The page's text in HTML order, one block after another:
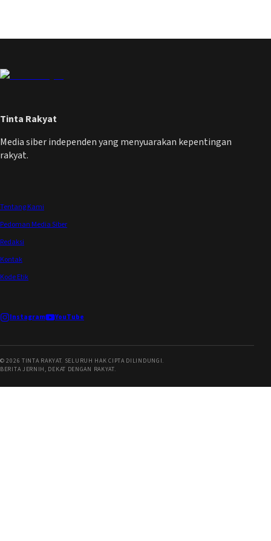
Tinta Rakyat
Media siber independen yang menyuarakan kepentingan
rakyat.
Tentang Kami
Pedoman Media Siber
Redaksi
Kontak
Kode Etik
Instagram YouTube
©2026 TINTA RAKYAT. SELURUH HAK CIPTA DILINDUNGI.
BERITA JERNIH, DEKAT DENGAN RAKYAT.